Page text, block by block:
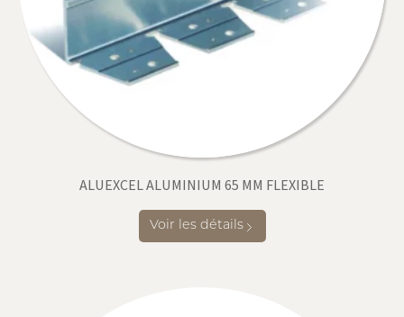
ALUEXCEL ALUMINIUM 65 MM FLEXIBLE
Voir les détails